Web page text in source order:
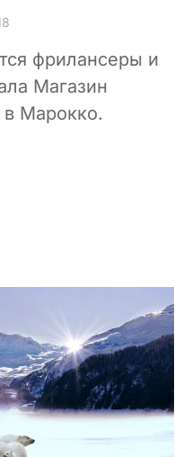
фрилансеры и
Магазин
Марокко.